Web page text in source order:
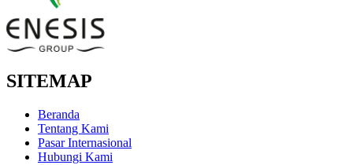
SITEMAP
Beranda
Tentang Kami
Pasar Internasional
Hubungi Kami